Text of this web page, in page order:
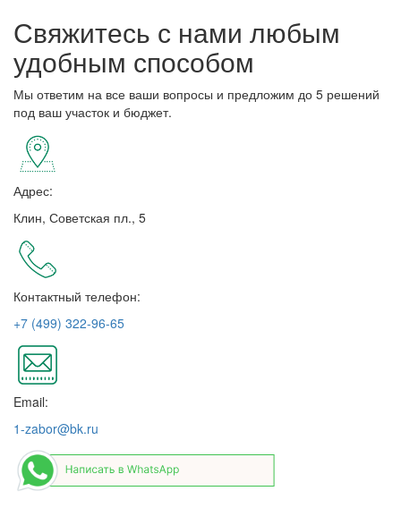
Свяжитесь с нами любым
удобным способом
Мы ответим на все ваши вопросы и предложим до 5 решений
под ваш участок и бюджет.
Адрес:
Клин, Советская пл., 5
Контактный телефон:
+7 (499) 322-96-65
Email:
1-zabor@bk.ru